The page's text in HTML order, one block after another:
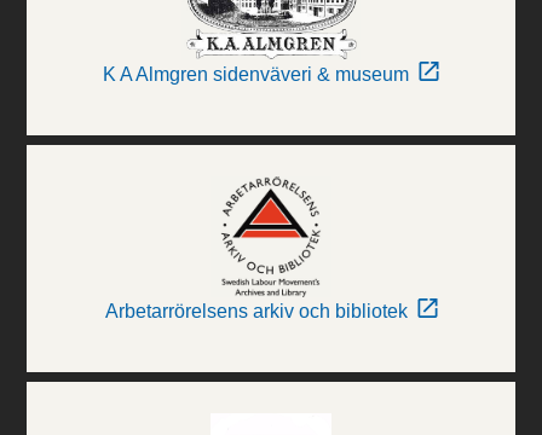
K A Almgren sidenväveri & museum
Arbetarrörelsens arkiv och bibliotek